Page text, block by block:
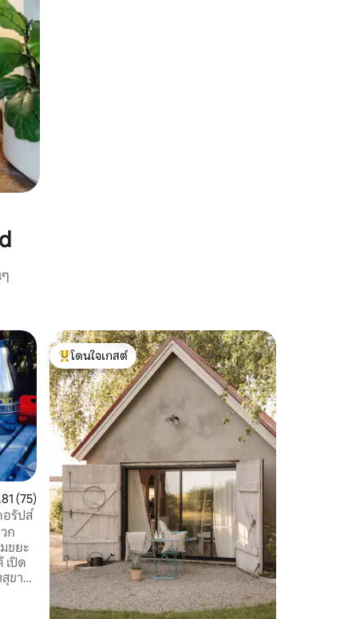
นเฉลี่ย 4.81 จาก 5, 75 รีวิว
(75)
อรัปส์
ก
ขยะ
เปิด
ขาที่
โดนใจเกสต์ที่สุด
โดนใจเกสต์